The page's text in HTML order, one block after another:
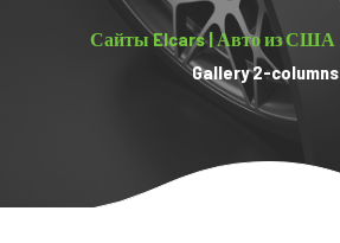
Сайты Elcars | Авто из США
Gallery 2-columns